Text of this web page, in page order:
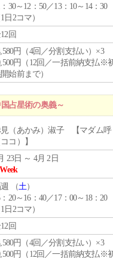
：30～12：50／13：10～14：30
1日2コマ）
回
円（4回／分割支払い）×3
円（12回／一括前納支払※
始前まで）
占星術の奥義～
（あかみ）淑子 【マダム呼
ココ）】
23日 ～ 4月 2日
（土）
：20～16：40／17：00～18：20
1日2コマ）
回
円（4回／分割支払い）×3
円（12回／一括前納支払※